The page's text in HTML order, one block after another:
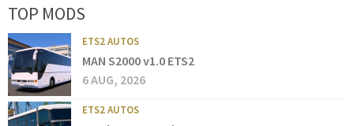
TOP MODS
ETS2 AUTOS
MAN S2000 v1.0 ETS2
6 AUG, 2026
ETS2 AUTOS